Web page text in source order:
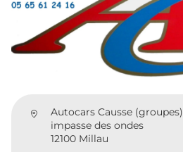
Autocars Causse (groupes)
impasse des ondes
12100 Millau